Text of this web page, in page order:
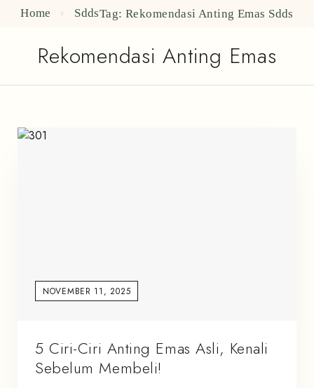
Home Sdds Tag: Rekomendasi Anting Emas Sdds
Rekomendasi Anting Emas
NOVEMBER 11, 2025
5 Ciri-Ciri Anting Emas Asli, Kenali
Sebelum Membeli!